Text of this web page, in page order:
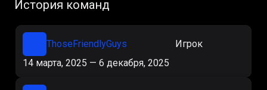
История команд
ThoseFriendlyGuys
Игрок
14 марта, 2025 — 6 декабря, 2025